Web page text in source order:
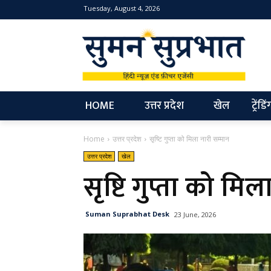
Tuesday, August 4, 2026
HOME उत्तर प्रदेश खेल
Home उत्तर प्रदेश सृष्टि गुप्ता को मिला नारी सम्मान
उत्तर प्रदेश खेल
सृष्टि गुप्ता को
Suman Suprabhat Desk 23 June, 2026